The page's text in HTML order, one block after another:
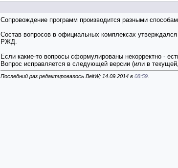
Сопровождение программ производится разными
Состав вопросов в официальных комплексах
РЖД.
Если какие-то вопросы сформулированы некорректно -
Вопрос исправляется в следующей версии (или в текущей,
Последний раз редактировалось BeltW; 14.09.2014 в 08:59